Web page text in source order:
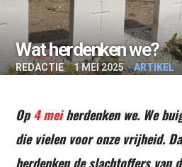
Wat herdenken we?
REDACTIE 1 MEI 2025 ARTIKEL
Op4 meiherdenken we. We
die vielen voor onze vrijheid.
herdenken de slachtoffers van